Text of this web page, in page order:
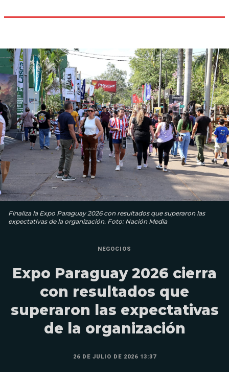
Finaliza la Expo Paraguay 2026 con resultados que superaron las
expectativas de la organización. Foto: Nación Media
NEGOCIOS
Expo Paraguay 2026 cierra
con resultados que
superaron las expectativas
de la organización
26 DE JULIO DE 2026 13:37